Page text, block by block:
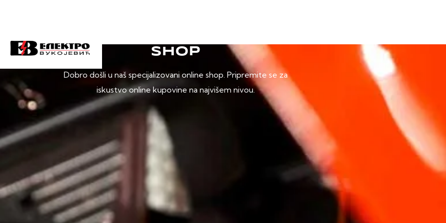
SHOP
Dobro došli u naš specijalizovani online shop. Pripremite se za
iskustvo online kupovine na najvišem nivou.